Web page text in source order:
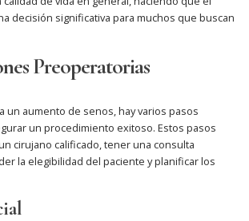
decisión significativa para muchos que buscan
Preoperatorias
un aumento de senos, hay varios pasos
un procedimiento exitoso. Estos pasos
cirujano calificado, tener una consulta
la elegibilidad del paciente y planificar los